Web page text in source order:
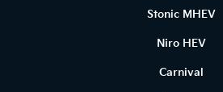
Stonic MHEV
Niro HEV
Carnival